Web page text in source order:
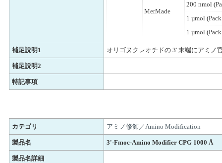
MerMade
200 nmol
1 µmol
1 µmol
補足説明1 オリゴヌクレオチドの 3' 末端にアミノ
補足説明2
特記事項
カテゴリ アミノ修飾／Amino Modification
製品名 3'-Fmoc-Amino Modifier CPG 1000 Å
製品名詳細